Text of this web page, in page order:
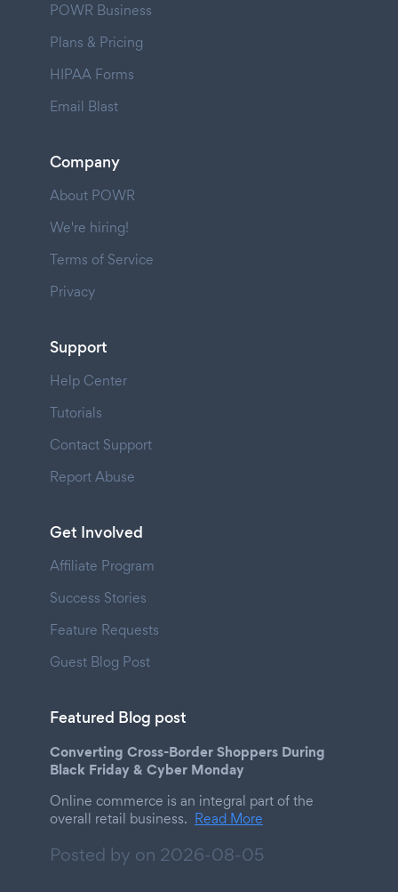
POWR Business
Plans & Pricing
HIPAA Forms
Email Blast
Company
About POWR
We're hiring!
Terms of Service
Privacy
Support
Help Center
Tutorials
Contact Support
Report Abuse
Get Involved
Affiliate Program
Success Stories
Feature Requests
Guest Blog Post
Featured Blog post
Converting Cross-Border Shoppers During
Black Friday & Cyber Monday
Online commerce is an integral part of the
overall retail business. Read More
Posted by on 2026-08-05